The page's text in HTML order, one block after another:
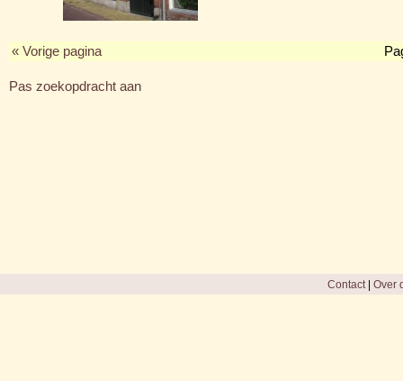
« Vorige pagina
Pas zoekopdracht aan
Contact| Over